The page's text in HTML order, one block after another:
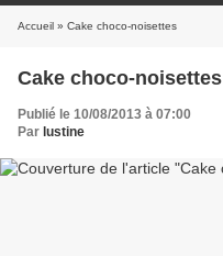
Accueil » Cake choco-noisettes
Cake choco-noisettes
Publié le 10/08/2013 à 07:00
Par lustine